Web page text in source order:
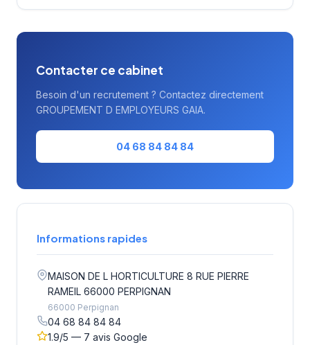
Contacter ce cabinet
Besoin d'un recrutement ? Contactez directement
GROUPEMENT D EMPLOYEURS GAIA.
04 68 84 84 84
Informations rapides
MAISON DE L HORTICULTURE 8 RUE PIERRE
RAMEIL 66000 PERPIGNAN
66000 Perpignan
04 68 84 84 84
1.9/5 — 7 avis Google